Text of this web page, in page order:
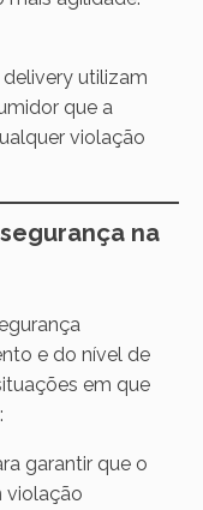
utilizam
que a
violação
na
e do nível de
em que
garantir que o
violação